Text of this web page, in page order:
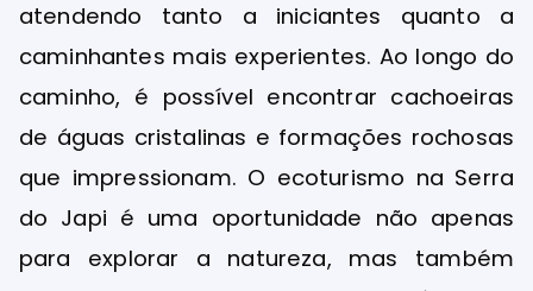
atendendo tanto a iniciantes quanto a
caminhantes mais experientes. Ao longo do
caminho, é possível encontrar cachoeiras
de águas cristalinas e formações rochosas
que impressionam. O ecoturismo na Serra
do Japi é uma oportunidade não apenas
para explorar a natureza, mas também